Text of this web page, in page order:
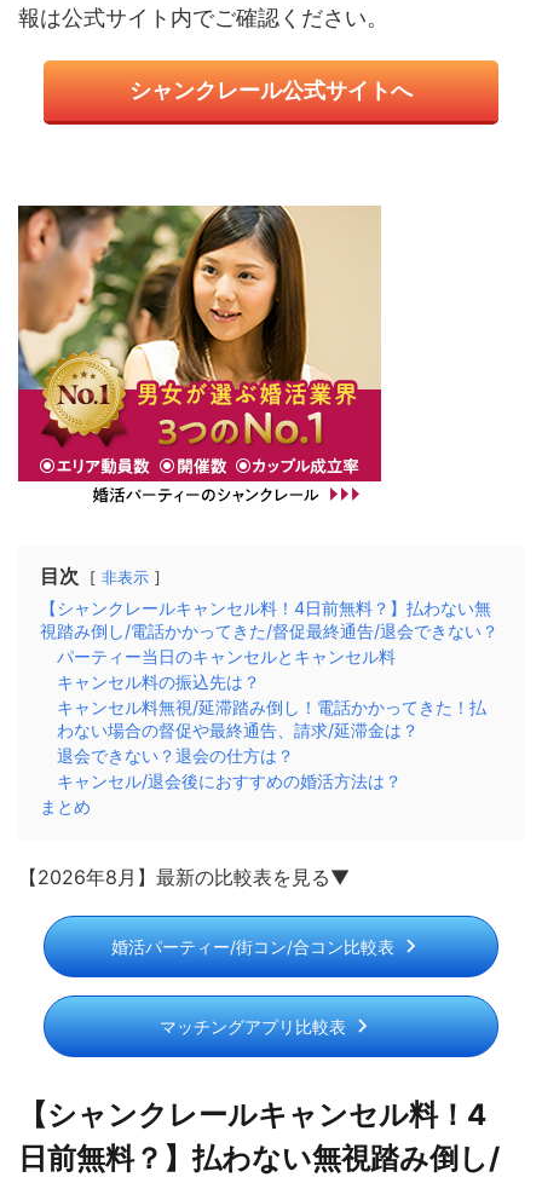
報は公式サイト内でご確認ください。
シャンクレール公式サイトへ
目次 非表示
【シャンクレールキャンセル料！4日前無料？】払わない無
視踏み倒し/電話かかってきた/督促最終通告/退会できない？
パーティー当日のキャンセルとキャンセル料
キャンセル料の振込先は？
キャンセル料無視/延滞踏み倒し！電話かかってきた！払
わない場合の督促や最終通告、請求/延滞金は？
退会できない？退会の仕方は？
キャンセル/退会後におすすめの婚活方法は？
まとめ
【2026年8月】最新の比較表を見る▼
婚活パーティー/街コン/合コン比較表
マッチングアプリ比較表
【シャンクレールキャンセル料！4
日前無料？】払わない無視踏み倒し/